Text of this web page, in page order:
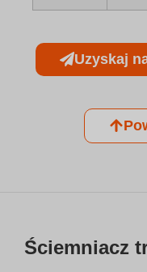
Uzyskaj
Ściemniacz